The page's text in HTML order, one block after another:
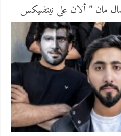
مان ” ألان على نيتفليكس